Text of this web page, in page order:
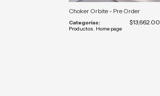
Choker Orbite - Pre Order
Categorías:
Productos, Home page
$13,662.00